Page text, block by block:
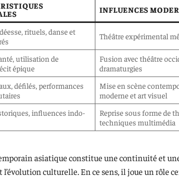
INFLUENCES
rituels, danse et
Théâtre expérimental
utilisation de
épique
Fusion avec théâtre
dramaturgies
défilés, performances
Mise en scène
moderne et art visuel
influences indo-
Reprise sous forme de
techniques multimédia
asiatique constitue une continuité et
culturelle. En ce sens, il joue un rôle